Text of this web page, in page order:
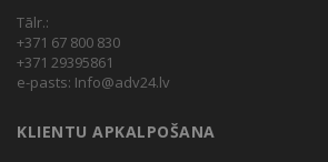
Tālr.:
+371 67 800 830
+371 29395861
e-pasts: Info@adv24.lv
KLIENTU APKALPOŠANA